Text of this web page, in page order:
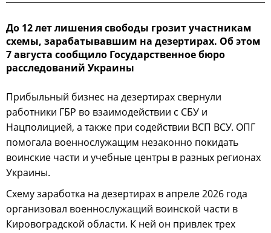
До 12 лет лишения свободы грозит участникам
схемы, зарабатывавшим на дезертирах. Об этом
7 августа сообщило Государственное бюро
расследований Украины
Прибыльный бизнес на дезертирах свернули
работники ГБР во взаимодействии с СБУ и
Нацполицией, а также при содействии ВСП ВСУ. ОПГ
помогала военнослужащим незаконно покидать
воинские части и учебные центры в разных регионах
Украины.
Схему заработка на дезертирах в апреле 2026 года
организовал военнослужащий воинской части в
Кировоградской области. К ней он привлек трех